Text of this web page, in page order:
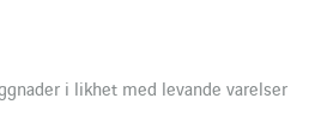
i likhet med levande varelser